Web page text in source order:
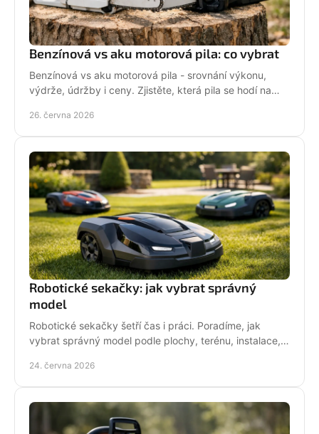
Benzínová vs aku motorová pila: co vybrat
Benzínová vs aku motorová pila - srovnání výkonu,
výdrže, údržby i ceny. Zjistěte, která pila se hodí na
26. června 2026
Robotické sekačky: jak vybrat správný
model
Robotické sekačky šetří čas i práci. Poradíme, jak
vybrat správný model podle plochy, terénu, instalace,
24. června 2026